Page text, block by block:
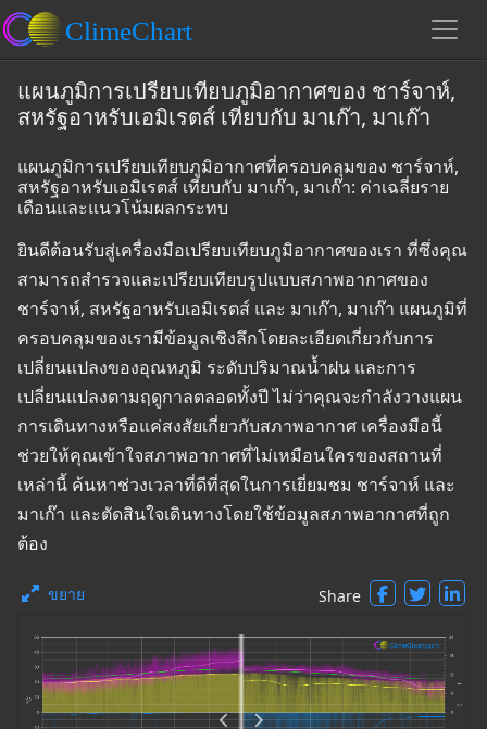
แผนภูมิการเปรียบเทียบภูมิอากาศของ ชาร์จาห์,
สหรัฐอาหรับเอมิเรตส์ เทียบกับ มาเก๊า, มาเก๊า
แผนภูมิการเปรียบเทียบภูมิอากาศที่ครอบคลุมของ ชาร์จาห์,
สหรัฐอาหรับเอมิเรตส์ เทียบกับ มาเก๊า, มาเก๊า: ค่าเฉลี่ยราย
เดือนและแนวโน้มผลกระทบ
ยินดีต้อนรับสู่เครื่องมือเปรียบเทียบภูมิอากาศของเรา ที่ซึ่งคุณ
สามารถสำรวจและเปรียบเทียบรูปแบบสภาพอากาศของ
ชาร์จาห์, สหรัฐอาหรับเอมิเรตส์ และ มาเก๊า, มาเก๊า แผนภูมิที่
ครอบคลุมของเรามีข้อมูลเชิงลึกโดยละเอียดเกี่ยวกับการ
เปลี่ยนแปลงของอุณหภูมิ ระดับปริมาณน้ำฝน และการ
เปลี่ยนแปลงตามฤดูกาลตลอดทั้งปี ไม่ว่าคุณจะกำลังวางแผน
การเดินทางหรือแค่สงสัยเกี่ยวกับสภาพอากาศ เครื่องมือนี้
ช่วยให้คุณเข้าใจสภาพอากาศที่ไม่เหมือนใครของสถานที่
เหล่านี้ ค้นหาช่วงเวลาที่ดีที่สุดในการเยี่ยมชม ชาร์จาห์ และ
มาเก๊า และตัดสินใจเดินทางโดยใช้ข้อมูลสภาพอากาศที่ถูก
ต้อง
ขยาย Share